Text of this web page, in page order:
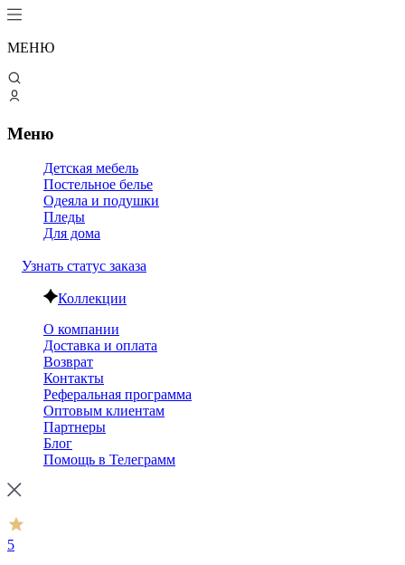
МЕНЮ
Меню
Детская мебель
Постельное белье
Одеяла и подушки
Пледы
Для дома
Узнать статус заказа
Коллекции
О компании
Доставка и оплата
Возврат
Контакты
Реферальная программа
Оптовым клиентам
Партнеры
Блог
Помощь в Телеграмм
5